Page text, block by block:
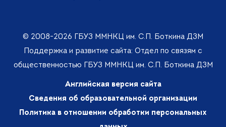
© 2008-2026 ГБУЗ ММНКЦ им. С.П. Боткина ДЗМ
Поддержка и развитие сайта: Отдел по связям с
общественностью ГБУЗ ММНКЦ им. С.П. Боткина ДЗМ
Английская версия сайта
Сведения об образовательной организации
Политика в отношении обработки персональных